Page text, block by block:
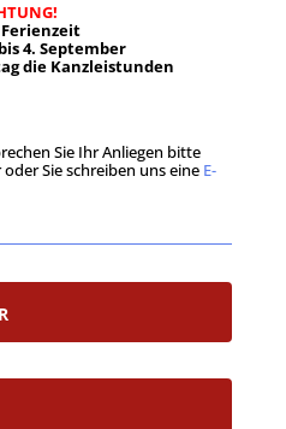
4. September
die Kanzleistunden
Sie Ihr Anliegen bitte
Sie schreiben uns eine E-